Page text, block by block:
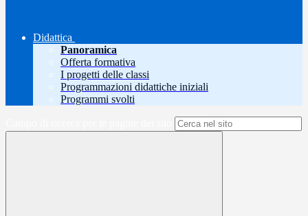
Didattica
Panoramica
Offerta formativa
I progetti delle classi
Programmazioni didattiche iniziali
Programmi svolti